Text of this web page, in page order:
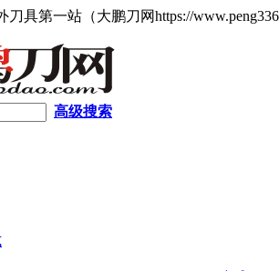
刀具第一站（大鹏刀网https://
高级搜索